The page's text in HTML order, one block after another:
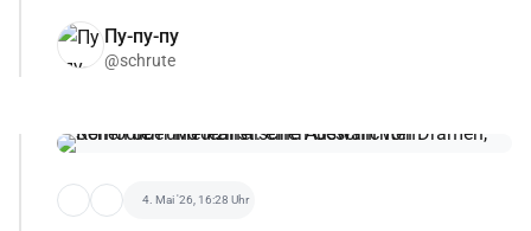
Пу-пу-пу
@schrute
4. Mai '26, 16:28 Uhr